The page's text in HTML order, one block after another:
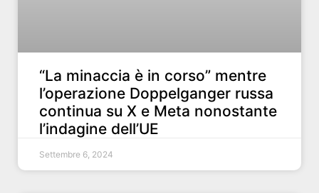
“La minaccia è in corso” mentre
l’operazione Doppelganger russa
continua su X e Meta nonostante
l’indagine dell’UE
Settembre 6, 2024